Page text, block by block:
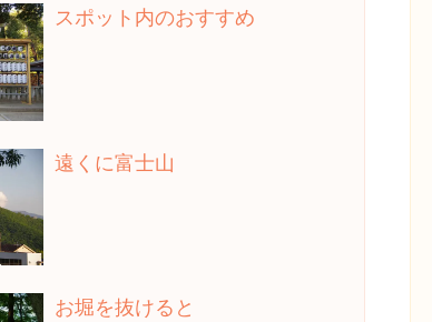
スポット内のおすすめ
遠くに富士山
お堀を抜けると